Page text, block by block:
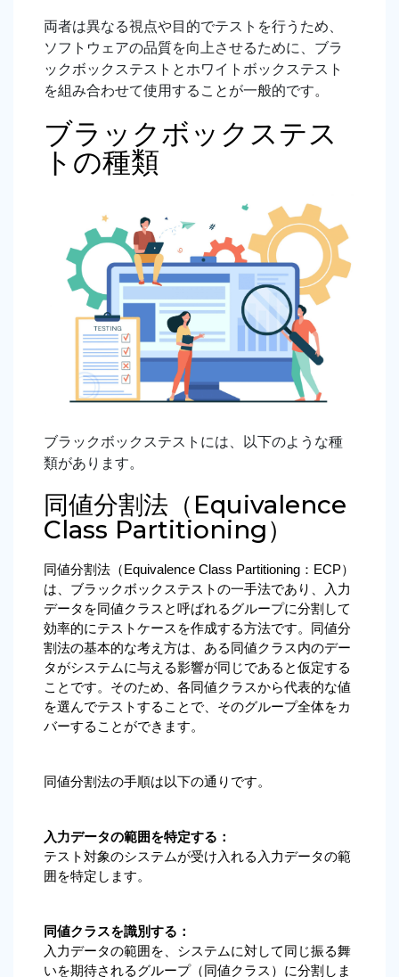
両者は異なる視点や目的でテストを行うため、
ソフトウェアの品質を向上させるために、ブラ
ックボックステストとホワイトボックステスト
を組み合わせて使用することが一般的です。
ブラックボックステス
トの種類
ブラックボックステストには、以下のような種
類があります。
同値分割法（Equivalence
Class Partitioning）
同値分割法（Equivalence Class Partitioning：ECP）
は、ブラックボックステストの一手法であり、入力
データを同値クラスと呼ばれるグループに分割して
効率的にテストケースを作成する方法です。同値分
割法の基本的な考え方は、ある同値クラス内のデー
タがシステムに与える影響が同じであると仮定する
ことです。そのため、各同値クラスから代表的な値
を選んでテストすることで、そのグループ全体をカ
バーすることができます。
同値分割法の手順は以下の通りです。
入力データの範囲を特定する：
テスト対象のシステムが受け入れる入力データの範
囲を特定します。
同値クラスを識別する：
入力データの範囲を、システムに対して同じ振る舞
いを期待されるグループ（同値クラス）に分割しま